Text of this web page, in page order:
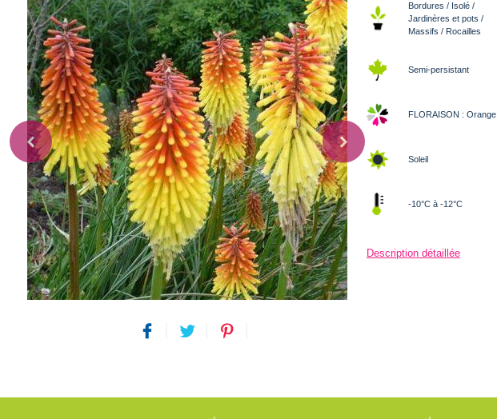
Bordures / Isolé /
Jardinères et pots /
Massifs / Rocailles
Semi-persistant
FLORAISON : Orange
Soleil
-10°C à -12°C
Description détaillée